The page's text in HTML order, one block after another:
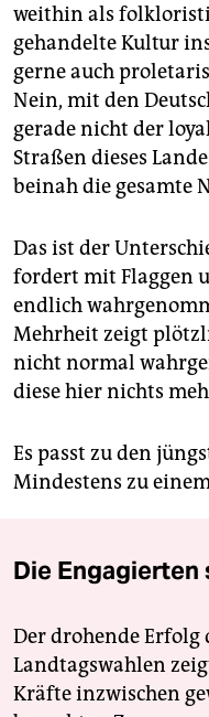
weithin als
gehandelte Kultur
gerne auch
Nein, mit den
gerade nicht der
Straßen dieses
beinah die gesamte
Das ist der
fordert mit Flaggen
endlich
Mehrheit zeigt
nicht normal
diese hier nichts
Es passt zu den
Mindestens zu
Die Engagierten
Der drohende Erfolg
Landtagswahlen
Kräfte inzwischen